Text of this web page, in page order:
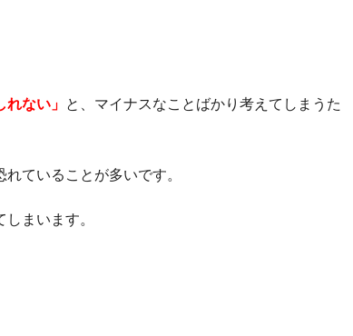
ない」 と、マイナスなことばかり考えてしまうた
ていることが多いです。
まいます。